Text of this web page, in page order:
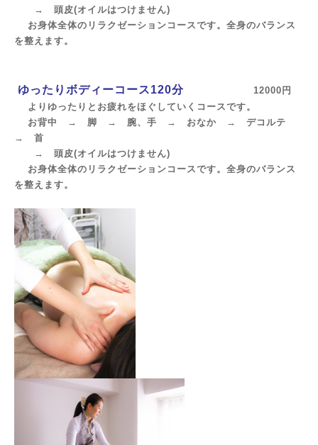
→ 頭皮(オイルはつけません)
お身体全体のリラクゼーションコースです。全身のバランス
を整えます。
ゆったりボディーコース120分 12000円
よりゆったりとお疲れをほぐしていくコースです。
お背中 → 脚 → 腕、手 → おなか → デコルテ
→ 首
→ 頭皮(オイルはつけません)
お身体全体のリラクゼーションコースです。全身のバランス
を整えます。